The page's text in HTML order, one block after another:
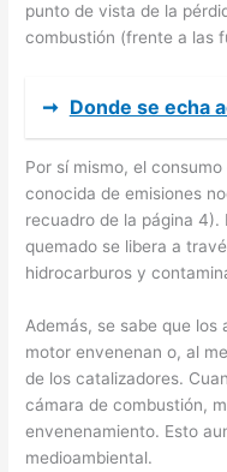
punto de vista de la
combustión (frente a las
➞ Donde se echa
Por sí mismo, el
conocida de emisiones
recuadro de la página 4).
quemado se libera a
hidrocarburos y
Además, se sabe que
motor envenenan o, al
de los catalizadores.
cámara de combustión,
envenenamiento. Esto
medioambiental.